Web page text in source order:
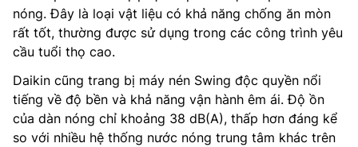
nóng. Đây là loại vật liệu có khả năng chống ăn mòn
rất tốt, thường được sử dụng trong các công trình yêu
cầu tuổi thọ cao.
Daikin cũng trang bị máy nén Swing độc quyền nổi
tiếng về độ bền và khả năng vận hành êm ái. Độ ồn
của dàn nóng chỉ khoảng 38 dB(A), thấp hơn đáng kể
so với nhiều hệ thống nước nóng trung tâm khác trên